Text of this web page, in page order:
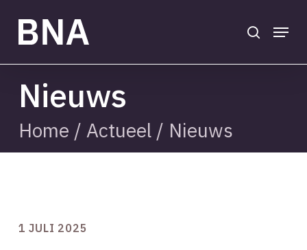
main
Menu
Nieuws
Home / Actueel/ Nieuws
1 JULI 2025
Close